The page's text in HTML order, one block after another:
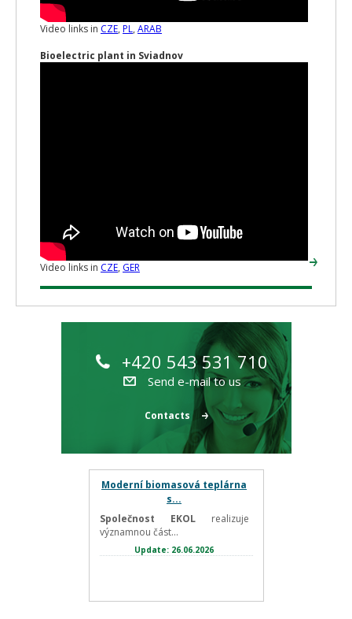
Video links in CZE, PL, ARAB
Bioelectric plant in Sviadnov
Video links in CZE, GER
+420 543 531 710
Send e-mail to us
Contacts
Moderní biomasová teplárna
s...
Společnost EKOLrealizuje
významnou část...
Update: 26.06.2026